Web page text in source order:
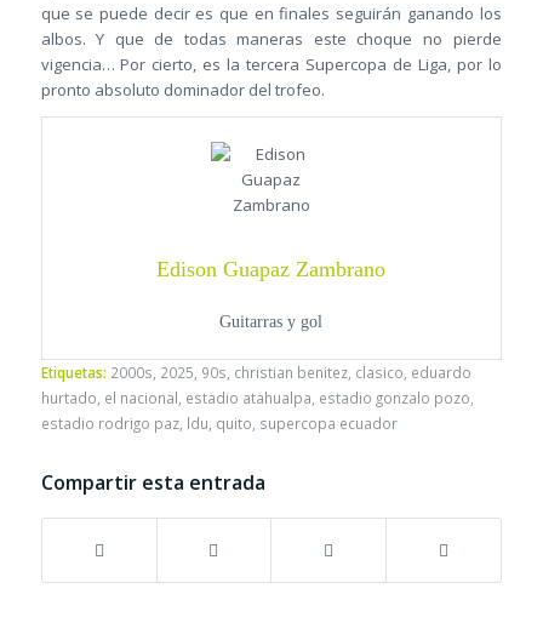
que se puede decir es que en finales seguirán ganando los
albos. Y que de todas maneras este choque no pierde
vigencia… Por cierto, es la tercera Supercopa de Liga, por lo
pronto absoluto dominador del trofeo.
Edison Guapaz Zambrano
Guitarras y gol
Etiquetas: 2000s 2025 90s christian benitez, clasico eduardo
hurtado el nacional estadio atahualpa estadio gonzalo pozo
estadio rodrigo paz, ldu quito supercopa ecuador
Compartir esta entrada